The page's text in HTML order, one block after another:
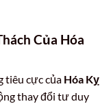
Của Hóa
tiêu cực của Hóa Kỵ
thay đổi tư duy